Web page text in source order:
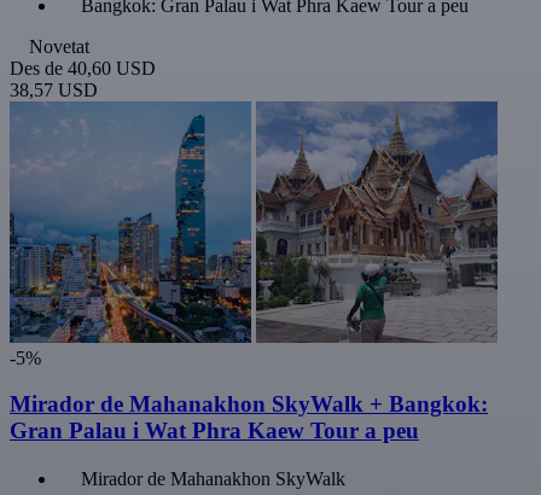
Bangkok: Gran Palau i Wat Phra Kaew Tour a peu
Novetat
Des de 40,60 USD
38,57 USD
-5%
Mirador de Mahanakhon SkyWalk + Bangkok:
Gran Palau i Wat Phra Kaew Tour a peu
Mirador de Mahanakhon SkyWalk